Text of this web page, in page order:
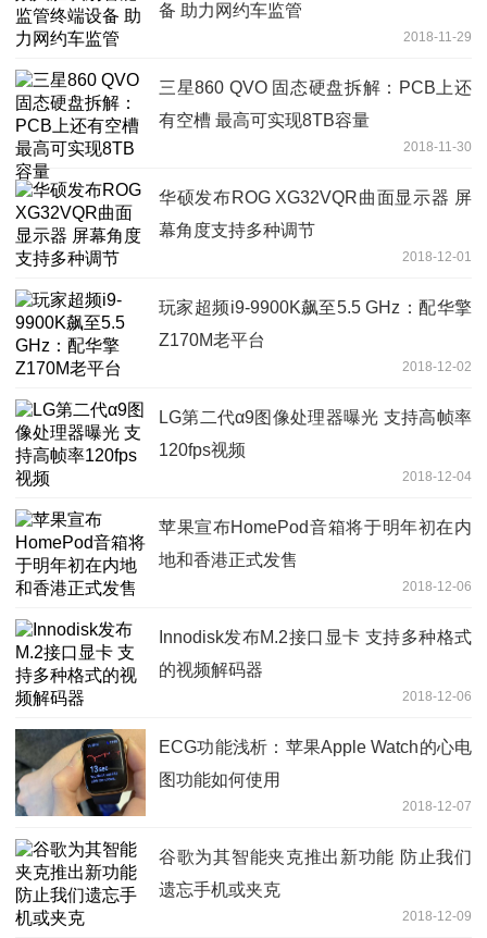
备 助力网约车监管
2018-11-29
三星860 QVO 固态硬盘拆解：PCB上还
有空槽 最高可实现8TB容量
2018-11-30
华硕发布ROG XG32VQR曲面显示器 屏
幕角度支持多种调节
2018-12-01
玩家超频i9-9900K飙至5.5 GHz：配华擎
Z170M老平台
2018-12-02
LG第二代α9图像处理器曝光 支持高帧率
120fps视频
2018-12-04
苹果宣布HomePod音箱将于明年初在内
地和香港正式发售
2018-12-06
Innodisk发布M.2接口显卡 支持多种格式
的视频解码器
2018-12-06
ECG功能浅析：苹果Apple Watch的心电
图功能如何使用
2018-12-07
谷歌为其智能夹克推出新功能 防止我们
遗忘手机或夹克
2018-12-09